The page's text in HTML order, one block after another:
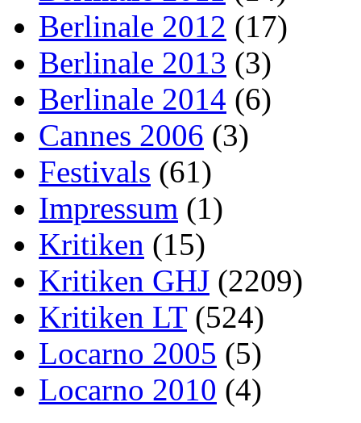
Berlinale 2012 (17)
Berlinale 2013 (3)
Berlinale 2014 (6)
Cannes 2006 (3)
Festivals (61)
Impressum (1)
Kritiken (15)
Kritiken GHJ (2209)
Kritiken LT(524)
Locarno 2005 (5)
Locarno 2010 (4)